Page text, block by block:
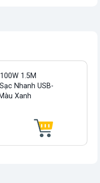
1.5M
Nhanh USB-
Xanh